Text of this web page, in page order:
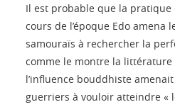
Il est probable que la pratique
cours de l’époque Edo amena
samouraïs à rechercher la
comme le montre la littérature
l’influence bouddhiste
guerriers à vouloir atteindre «